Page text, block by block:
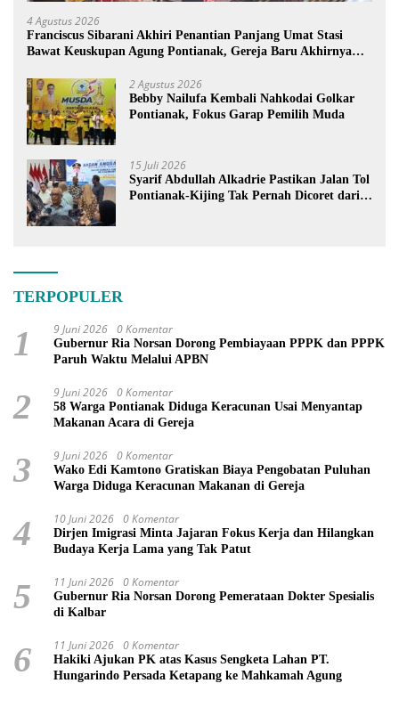
4 Agustus 2026
Franciscus Sibarani Akhiri Penantian Panjang Umat Stasi
Bawat Keuskupan Agung Pontianak, Gereja Baru Akhirnya
2 Agustus 2026
Bebby Nailufa Kembali Nahkodai Golkar
Pontianak, Fokus Garap Pemilih Muda
15 Juli 2026
Syarif Abdullah Alkadrie Pastikan Jalan Tol
Pontianak-Kijing Tak Pernah Dicoret dari
TERPOPULER
1 9 Juni 2026 0 Komentar
Gubernur Ria Norsan Dorong Pembiayaan PPPK dan PPPK
Paruh Waktu Melalui APBN
2 9 Juni 2026 0 Komentar
58 Warga Pontianak Diduga Keracunan Usai Menyantap
Makanan Acara di Gereja
3 9 Juni 2026 0 Komentar
Wako Edi Kamtono Gratiskan Biaya Pengobatan Puluhan
Warga Diduga Keracunan Makanan di Gereja
4 10 Juni 2026 0 Komentar
Dirjen Imigrasi Minta Jajaran Fokus Kerja dan Hilangkan
Budaya Kerja Lama yang Tak Patut
5 11 Juni 2026 0 Komentar
Gubernur Ria Norsan Dorong Pemerataan Dokter Spesialis
di Kalbar
6 11 Juni 2026 0 Komentar
Hakiki Ajukan PK atas Kasus Sengketa Lahan PT.
Hungarindo Persada Ketapang ke Mahkamah Agung